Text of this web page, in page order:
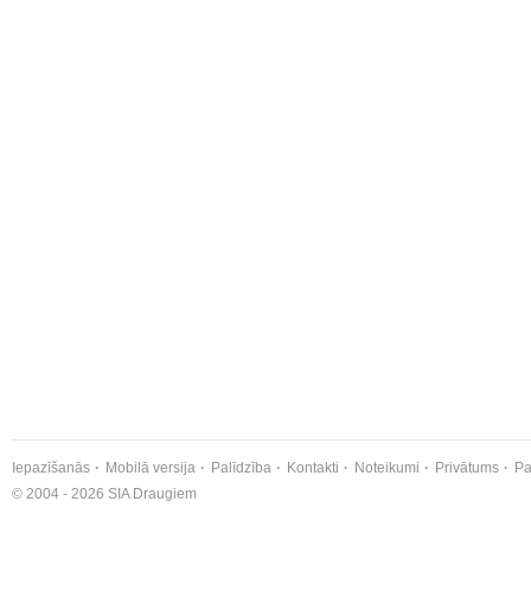
Iepazīšanās Mobilā versija Palīdzība Kontakti Noteikumi Privātums
© 2004 - 2026 SIA Draugiem